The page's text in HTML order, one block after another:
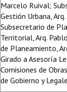
Marcelo Ruival;
Gestión Urbana,
Subsecretario de
Territorial, Arq.
de Planeamiento,
Girado a Asesoría
Comisiones de
de Gobierno y